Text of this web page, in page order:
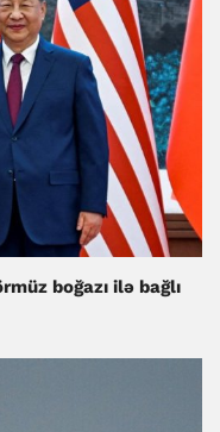
boğazı ilə bağlı